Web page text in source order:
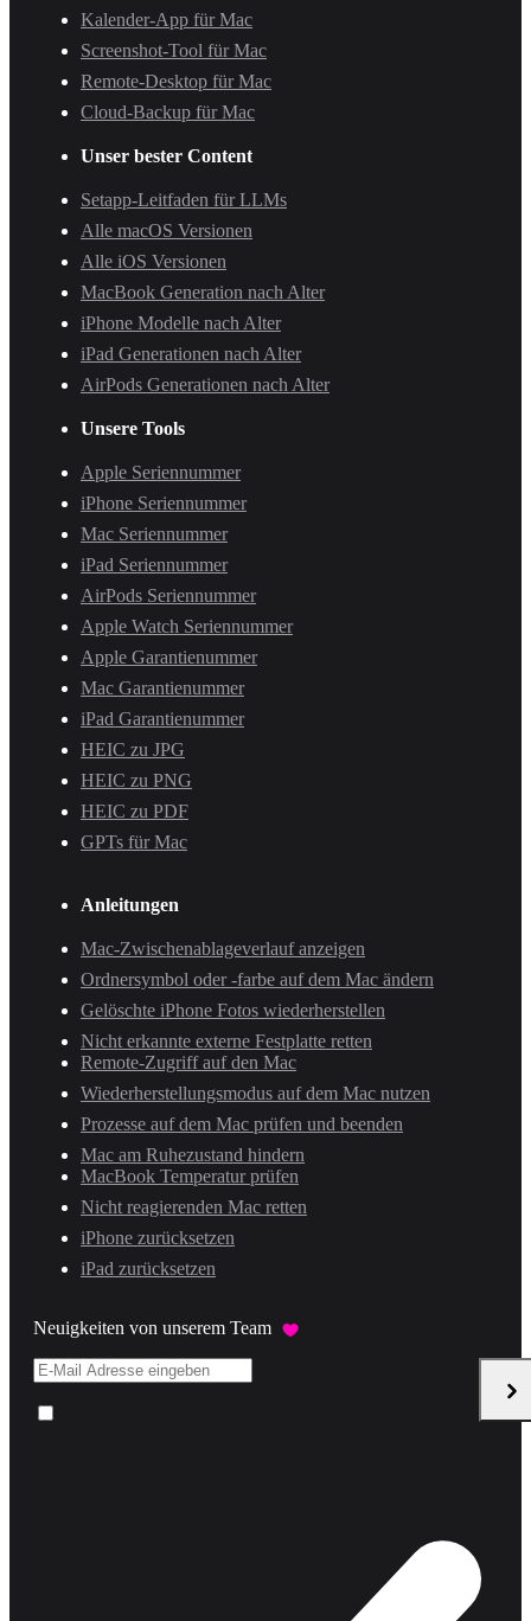
Kalender-App für Mac
Screenshot-Tool für Mac
Remote-Desktop für Mac
Cloud-Backup für Mac
Unser bester Content
Setapp-Leitfaden für LLMs
Alle macOS Versionen
Alle iOS Versionen
MacBook Generation nach Alter
iPhone Modelle nach Alter
iPad Generationen nach Alter
AirPods Generationen nach Alter
Unsere Tools
Apple Seriennummer
iPhone Seriennummer
Mac Seriennummer
iPad Seriennummer
AirPods Seriennummer
Apple Watch Seriennummer
Apple Garantienummer
Mac Garantienummer
iPad Garantienummer
HEIC zu JPG
HEIC zu PNG
HEIC zu PDF
GPTs für Mac
Anleitungen
Mac-Zwischenablageverlauf anzeigen
Ordnersymbol oder -farbe auf dem Mac ändern
Gelöschte iPhone Fotos wiederherstellen
Nicht erkannte externe Festplatte retten
Remote-Zugriff auf den Mac
Wiederherstellungsmodus auf dem Mac nutzen
Prozesse auf dem Mac prüfen und beenden
Mac am Ruhezustand hindern
MacBook Temperatur prüfen
Nicht reagierenden Mac retten
iPhone zurücksetzen
iPad zurücksetzen
Neuigkeiten von unserem Team